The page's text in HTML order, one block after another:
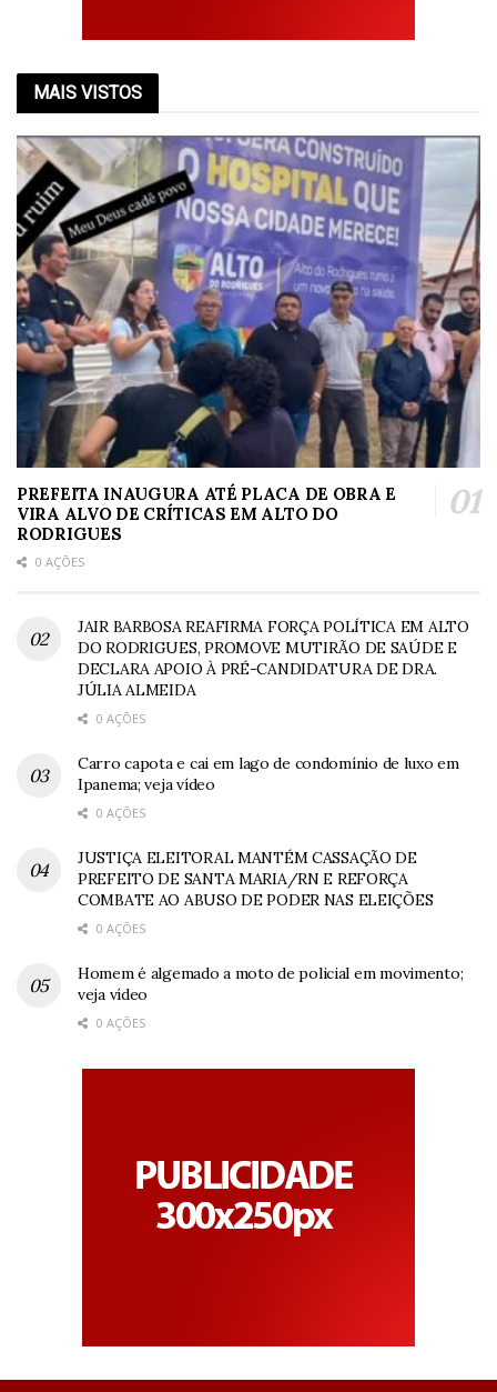
MAIS VISTOS
PREFEITA INAUGURA ATÉ PLACA DE OBRA E
VIRA ALVO DE CRÍTICAS EM ALTO DO
RODRIGUES
0 AÇÕES
JAIR BARBOSA REAFIRMA FORÇA POLÍTICA EM ALTO
DO RODRIGUES, PROMOVE MUTIRÃO DE SAÚDE E
DECLARA APOIO À PRÉ-CANDIDATURA DE DRA.
JÚLIA ALMEIDA
0 AÇÕES
Carro capota e cai em lago de condomínio de luxo em
Ipanema; veja vídeo
0 AÇÕES
JUSTIÇA ELEITORAL MANTÉM CASSAÇÃO DE
PREFEITO DE SANTA MARIA/RN E REFORÇA
COMBATE AO ABUSO DE PODER NAS ELEIÇÕES
0 AÇÕES
Homem é algemado a moto de policial em movimento;
veja vídeo
0 AÇÕES